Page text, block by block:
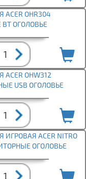
OHR304
ОГОЛОВЬЕ
OHW312
USB ОГОЛОВЬЕ
ACER NITRO
ОГОЛОВЬЕ